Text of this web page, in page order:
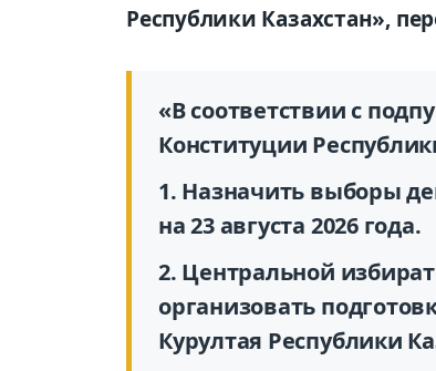
Республики Казахстан»,
«В соответствии с
Конституции
1. Назначить выборы
на 23 августа 2026 года.
2. Центральной
организовать
Курултая Республики